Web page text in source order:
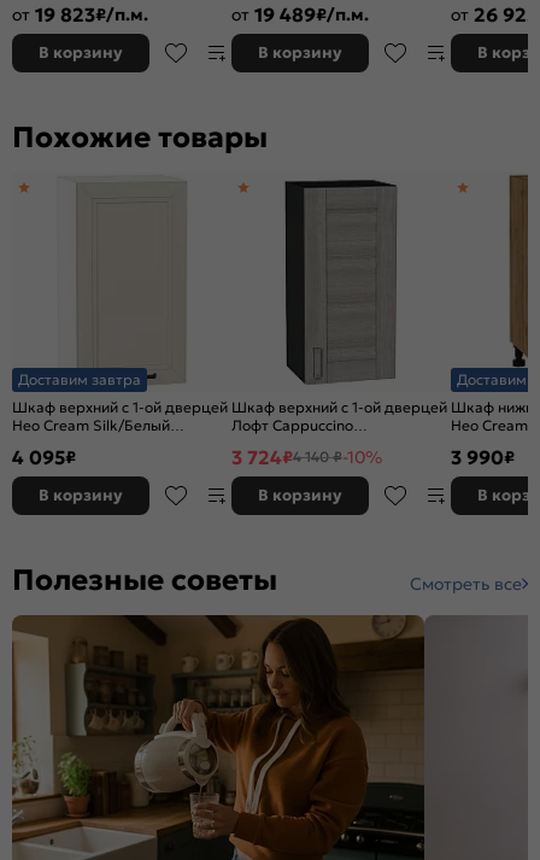
от 19 823₽/п.м.
В корзину
от 19 489₽/п.м.
В корзину
от 26 925
В
Похожие товары
Доставим завтра
Шкаф верхний с 1-ой дверцей
Нео Cream Silk/Белый
4 095₽
В корзину
Шкаф верхний с 1-ой дверцей
Лофт Cappuccino
716*350*320
3 724₽4 140 ₽-10%
В корзину
Доставим
Шкаф
Нео Cream
3 990₽
В
Полезные советы Смотреть все